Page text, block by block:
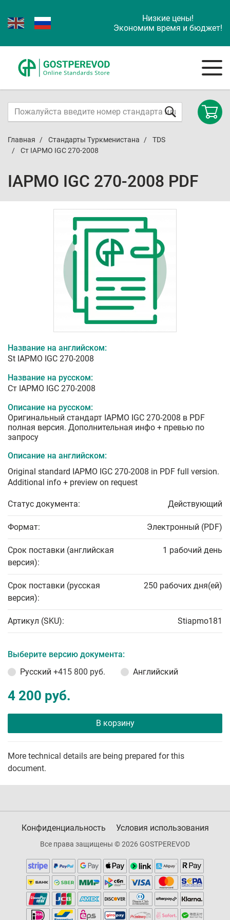
Низкие цены!
Экономим время и бюджет!
Главная Стандарты Туркменистана
TDS
Ст IAPMO IGC 270-2008
IAPMO IGC 270-2008 PDF
Название на английском:
St IAPMO IGC 270-2008
Название на русском:
Ст IAPMO IGC 270-2008
Описание на русском:
Оригинальный стандарт IAPMO IGC 270-2008 в PDF
полная версия. Дополнительная инфо + превью по
запросу
Описание на английском:
Original standard IAPMO IGC 270-2008 in PDF full version.
Additional info + preview on request
Статус документа: Действующий
Формат: Электронный (PDF)
Срок поставки (английская
версия):
1 рабочий день
Срок поставки (русская
версия):
250 рабочих дня(ей)
Артикул (SKU): Stiapmo181
Выберите версию документа:
Русский +415 800 руб. Английский
4 200 руб.
В корзину
More technical details are being prepared for this
document.
Конфиденциальность Условия использования
Все права защищены © 2026 GOSTPEREVOD